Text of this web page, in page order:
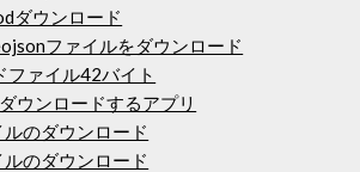
ダウンロード
ファイルをダウンロード
ァイル42バイト
ウンロードするアプリ
のダウンロード
のダウンロード